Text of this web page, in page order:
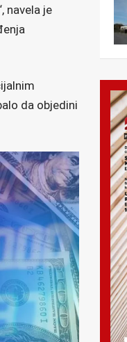
navela je
da objedini